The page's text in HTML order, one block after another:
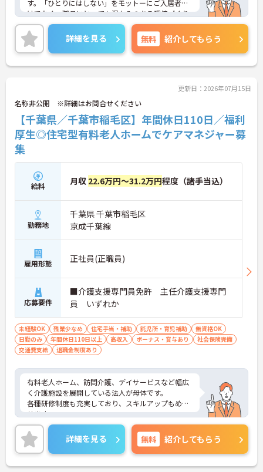
す。「ひとりにはしない」をモットーにご入居者だ
けでなく、職員にとっても温かみのある環境づくり
を目指しており、ご利用者一人ひとりに寄り添って
サービスを提供していただける方を募集していま
す。サービス提供責任者の経験がなくスタートされ
た方も多数いらっしゃいます。
ご興味のある方には、面接対策ポイントなど、さら
詳細を見る 無料 紹介してもらう
更新日：2026年07月15日
名称非公開 ※詳細はお問合せください
【千葉県／千葉市稲毛区】年間休日110日／福利
厚生◎住宅型有料老人ホームでケアマネジャー募
集
給料 月収 22.6万円～31.2万円程度（諸手当込）
勤務地
千葉県 千葉市稲毛区
京成千葉線
雇用形態 正社員(正職員)
応募要件
■介護支援専門員免許 主任介護支援専門
員 いずれか
未経験OK 残業少なめ 住宅手当・補助 託児所・育児補助
無資格OK
日勤のみ
年間休日110日以上 高収入 ボーナス・賞与あり
社会保険完備
交通費支給
退職金制度あり
有料老人ホーム、訪問介護、デイサービスなど幅広
く介護施設を展開している法人が母体です。
各種研修制度も充実しており、スキルアップもめざ
せます。
年7日の季節休暇もあり、メリハリつけてご就業い
ただけます。
ご興味ある方には、面接対策ポイントなど、さらに
詳細をお話しいたしますのでお気軽にご相談くださ
い！
詳細を見る 無料 紹介してもらう